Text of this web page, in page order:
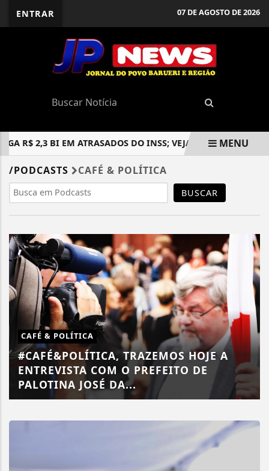
ENTRAR 07 DE AGOSTO DE 2026
R$ 2,3 BI EM ATRASADOS DO INSS; VEJA QUEM TEM
EM ALTA
MENU
/PODCASTS CAFÉ & POLÍTICA
BUSCAR
CAFÉ & POLÍTICA
#CAFÉ&POLÍTICA, TRAZEMOS HOJE A
ENTREVISTA COM O PREFEITO DE
PALOTINA JOSÉ DA...